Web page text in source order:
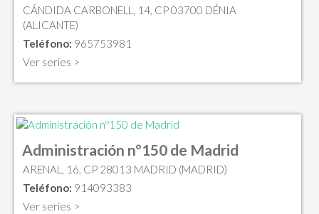
CÁNDIDA CARBONELL, 14, CP 03700 DÉNIA
(ALICANTE)
Teléfono: 965753981
Ver series >
Administración nº150 de Madrid
ARENAL, 16, CP 28013 MADRID (MADRID)
Teléfono: 914093383
Ver series >